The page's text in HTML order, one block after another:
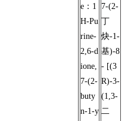
e：1
H-Pu
rine-
2,6-d
ione,
7-(2-
buty
n-1-y
7-(2-
丁
炔-1-
基)-8
- [(3
R)-3-
(1,3-
二